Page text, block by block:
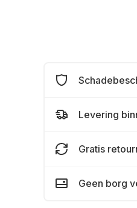
Levering
Gratis
Geen borg